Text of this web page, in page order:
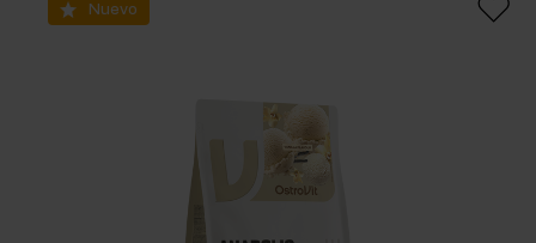
Nuevo